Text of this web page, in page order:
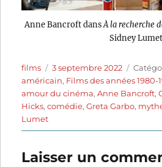
Anne Bancroft dansÀ la recherche
Sidney
Auteur
films
Publié
le
3 septembre 2022
américain, Films des années 1980-
amour du cinéma,Anne Bancroft,
Hicks,comédie,Greta Garbo,
Lumet
Laisser un